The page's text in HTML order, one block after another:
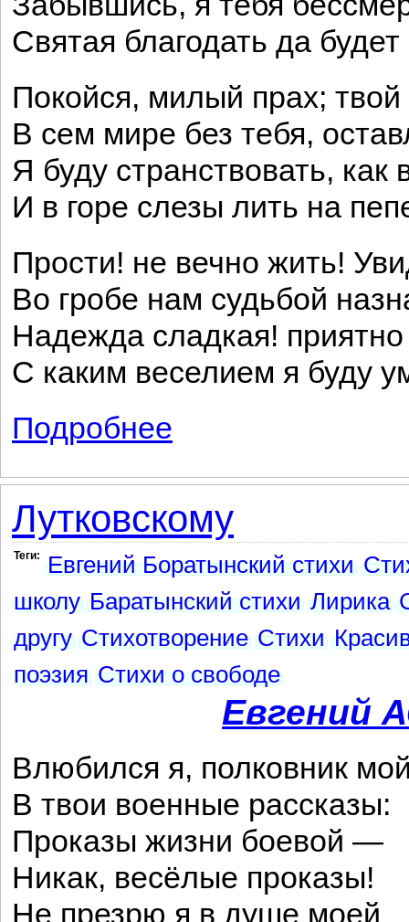
Святая благодать да
Покойся, милый прах;
В сем мире без тебя,
Я буду странствовать, как
И в горе слезы лить на
Прости! не вечно жить!
Во гробе нам судьбой
Надежда сладкая!
С каким веселием я буду
Подробнее
Лутковскому
Теги: Евгений Боратынский стихи
школу Баратынский стихи Лирика
другу Стихотворение Стихи
поэзия Стихи о свободе
Евгений
Влюбился я, полковник
В твои военные рассказы:
Проказы жизни боевой —
Никак, весёлые проказы!
Не презрю я в душе моей